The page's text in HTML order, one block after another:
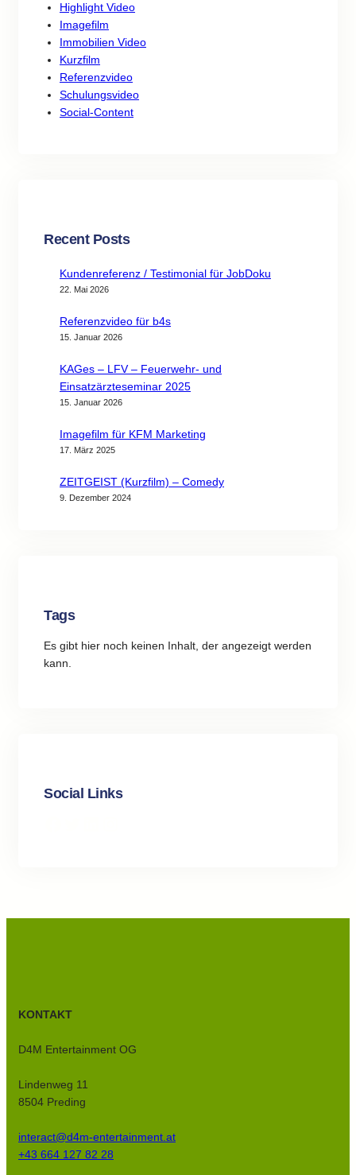
Highlight Video
Imagefilm
Immobilien Video
Kurzfilm
Referenzvideo
Schulungsvideo
Social-Content
Recent Posts
Kundenreferenz / Testimonial für JobDoku
22. Mai 2026
Referenzvideo für b4s
15. Januar 2026
KAGes – LFV – Feuerwehr- und
Einsatzärzteseminar 2025
15. Januar 2026
Imagefilm für KFM Marketing
17. März 2025
ZEITGEIST (Kurzfilm) – Comedy
9. Dezember 2024
Tags
Es gibt hier noch keinen Inhalt, der angezeigt werden
kann.
Social Links
KONTAKT
D4M Entertainment OG
Lindenweg 11
8504 Preding
interact@d4m-entertainment.at
+43 664 127 82 28